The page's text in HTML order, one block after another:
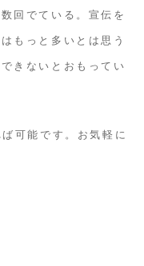
回でている。宣伝を
もっと多いとは思う
きないとおもってい
可能です。お気軽に